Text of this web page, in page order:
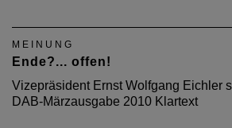
MEINUNG
Ende?... offen!
Vizepräsident Ernst Wolfgang Eichler
DAB-Märzausgabe 2010 Klartext